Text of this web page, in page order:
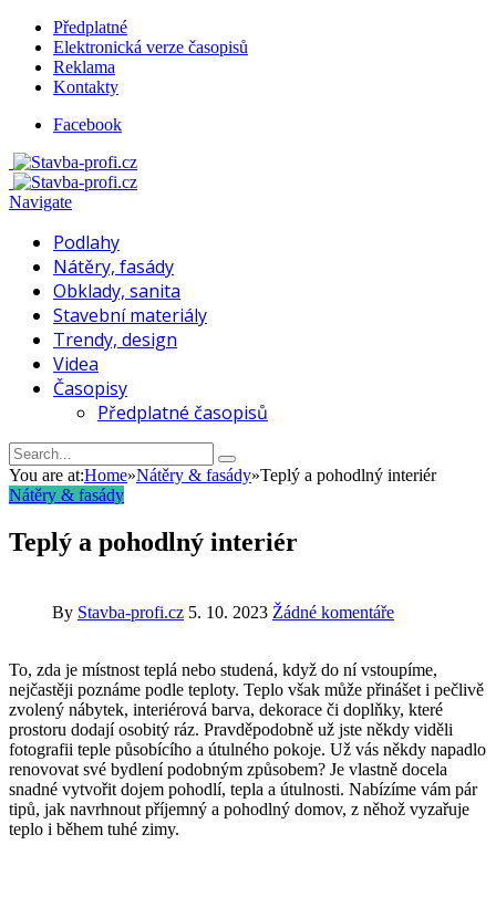
Předplatné
Elektronická verze časopisů
Reklama
Kontakty
Facebook
Navigate
Podlahy
Nátěry, fasády
Obklady, sanita
Stavební materiály
Trendy, design
Videa
Časopisy
Předplatné časopisů
You are at:Home»Nátěry & fasády»Teplý a pohodlný interiér
Nátěry & fasády
Teplý a pohodlný interiér
By Stavba-profi.cz 5. 10. 2023 Žádné komentáře
To, zda je místnost teplá nebo studená, když do ní vstoupíme,
nejčastěji poznáme podle teploty. Teplo však může přinášet i pečlivě
zvolený nábytek, interiérová barva, dekorace či doplňky, které
prostoru dodají osobitý ráz. Pravděpodobně už jste někdy viděli
fotografii teple působícího a útulného pokoje. Už vás někdy napadlo
renovovat své bydlení podobným způsobem? Je vlastně docela
snadné vytvořit dojem pohodlí, tepla a útulnosti. Nabízíme vám pár
tipů, jak navrhnout příjemný a pohodlný domov, z něhož vyzařuje
teplo i během tuhé zimy.